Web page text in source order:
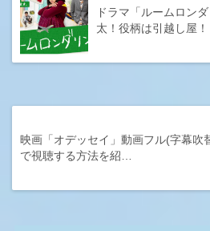
ドラマ「ルームロン
太！役柄は引越し屋！
映画「オデッセイ」動画フル(字幕吹
で視聴する方法を紹…